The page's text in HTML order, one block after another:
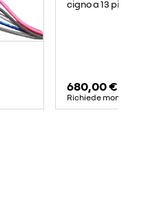
cigno a 13 pin
680,00 €
Richiede montaggio